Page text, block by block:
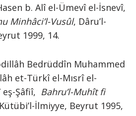
b. Alî el-Ümevî el-İsnevî,
Minhâci’l-Vusûl, Dâru’l-
1999, 14.
Bedrüddîn Muhammed
et-Türkî el-Mısrî el-
Şâfiî, Bahru’l-Muhît fi
İlmiyye, Beyrut 1995,